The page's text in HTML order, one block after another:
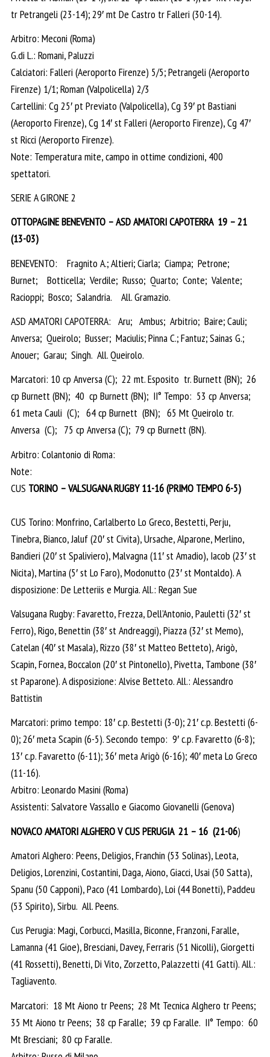
tr Petrangeli (23-14); 29′ mt De Castro tr Falleri (30-14).
Arbitro: Meconi (Roma)
G.di L.: Romani, Paluzzi
Calciatori: Falleri (Aeroporto Firenze) 5/5; Petrangeli (Aeroporto
Firenze) 1/1; Roman (Valpolicella) 2/3
Cartellini: Cg 25′ pt Previato (Valpolicella), Cg 39′ pt Bastiani
(Aeroporto Firenze), Cg 14′ st Falleri (Aeroporto Firenze), Cg 47′
st Ricci (Aeroporto Firenze).
Note: Temperatura mite, campo in ottime condizioni, 400
spettatori.
SERIE A GIRONE 2
OTTOPAGINE BENEVENTO – ASD AMATORI CAPOTERRA 19 – 21
(13-03)
BENEVENTO: Fragnito A.; Altieri; Ciarla; Ciampa; Petrone;
Burnet; Botticella; Verdile; Russo; Quarto; Conte; Valente;
Racioppi; Bosco; Salandria. All. Gramazio.
ASD AMATORI CAPOTERRA: Aru; Ambus; Arbitrio; Baire; Cauli;
Anversa; Queirolo; Busser; Maciulis; Pinna C.; Fantuz; Sainas G.;
Anouer; Garau; Singh. All. Queirolo.
Marcatori: 10 cp Anversa (C); 22 mt. Esposito tr. Burnett (BN); 26
cp Burnett (BN); 40 cp Burnett (BN); II° Tempo: 53 cp Anversa;
61 meta Cauli (C); 64 cp Burnett (BN); 65 Mt Queirolo tr.
Anversa (C); 75 cp Anversa (C); 79 cp Burnett (BN).
Arbitro: Colantonio di Roma:
Note:
CUS TORINO – VALSUGANA RUGBY 11-16 (PRIMO TEMPO 6-5)
CUS Torino: Monfrino, Carlalberto Lo Greco, Bestetti, Perju,
Tinebra, Bianco, Jaluf (20′ st Civita), Ursache, Alparone, Merlino,
Bandieri (20′ st Spaliviero), Malvagna (11′ st Amadio), Iacob (23′ st
Nicita), Martina (5′ st Lo Faro), Modonutto (23′ st Montaldo). A
disposizione: De Letteriis e Murgia. All.: Regan Sue
Valsugana Rugby: Favaretto, Frezza, Dell’Antonio, Pauletti (32′ st
Ferro), Rigo, Benettin (38′ st Andreaggi), Piazza (32′ st Memo),
Catelan (40′ st Masala), Rizzo (38′ st Matteo Betteto), Arigò,
Scapin, Fornea, Boccalon (20′ st Pintonello), Pivetta, Tambone (38′
st Paparone). A disposizione: Alvise Betteto. All.: Alessandro
Battistin
Marcatori: primo tempo: 18′ c.p. Bestetti (3-0); 21′ c.p. Bestetti (6-
0); 26′ meta Scapin (6-5). Secondo tempo: 9′ c.p. Favaretto (6-8);
13′ c.p. Favaretto (6-11); 36′ meta Arigò (6-16); 40′ meta Lo Greco
(11-16).
Arbitro: Leonardo Masini (Roma)
Assistenti: Salvatore Vassallo e Giacomo Giovanelli (Genova)
NOVACO AMATORI ALGHERO V CUS PERUGIA 21 – 16 (21-06)
Amatori Alghero: Peens, Deligios, Franchin (53 Solinas), Leota,
Deligios, Lorenzini, Costantini, Daga, Aiono, Giacci, Usai (50 Satta),
Spanu (50 Capponi), Paco (41 Lombardo), Loi (44 Bonetti), Paddeu
(53 Spirito), Sirbu. All. Peens.
Cus Perugia: Magi, Corbucci, Masilla, Biconne, Franzoni, Faralle,
Lamanna (41 Gioe), Bresciani, Davey, Ferraris (51 Nicolli), Giorgetti
(41 Rossetti), Benetti, Di Vito, Zorzetto, Palazzetti (41 Gatti). All.:
Tagliavento.
Marcatori: 18 Mt Aiono tr Peens; 28 Mt Tecnica Alghero tr Peens;
35 Mt Aiono tr Peens; 38 cp Faralle; 39 cp Faralle. II° Tempo: 60
Mt Bresciani; 80 cp Faralle.